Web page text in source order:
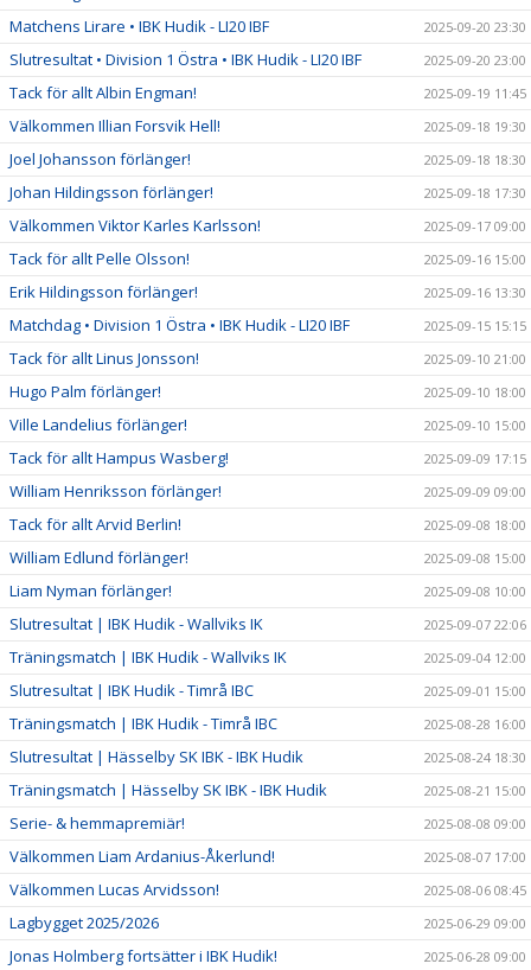
Matchens Lirare • IBK Hudik - LI20 IBF 2025-09-20 23:30
Slutresultat • Division 1 Östra • IBK Hudik - LI20 IBF 2025-09-20 23:00
Tack för allt Albin Engman! 2025-09-19 11:45
Välkommen Illian Forsvik Hell! 2025-09-18 19:30
Joel Johansson förlänger! 2025-09-18 18:30
Johan Hildingsson förlänger! 2025-09-18 17:30
Välkommen Viktor Karles Karlsson! 2025-09-17 09:00
Tack för allt Pelle Olsson! 2025-09-16 15:00
Erik Hildingsson förlänger! 2025-09-16 13:30
Matchdag • Division 1 Östra • IBK Hudik - LI20 IBF 2025-09-15 15:15
Tack för allt Linus Jonsson! 2025-09-10 21:00
Hugo Palm förlänger! 2025-09-10 18:00
Ville Landelius förlänger! 2025-09-10 15:00
Tack för allt Hampus Wasberg! 2025-09-09 17:15
William Henriksson förlänger! 2025-09-09 09:00
Tack för allt Arvid Berlin! 2025-09-08 18:00
William Edlund förlänger! 2025-09-08 15:00
Liam Nyman förlänger! 2025-09-08 10:00
Slutresultat | IBK Hudik - Wallviks IK 2025-09-07 22:06
Träningsmatch | IBK Hudik - Wallviks IK 2025-09-04 12:00
Slutresultat | IBK Hudik - Timrå IBC 2025-09-01 15:00
Träningsmatch | IBK Hudik - Timrå IBC 2025-08-28 16:00
Slutresultat | Hässelby SK IBK - IBK Hudik 2025-08-24 18:30
Träningsmatch | Hässelby SK IBK - IBK Hudik 2025-08-21 15:00
Serie- & hemmapremiär! 2025-08-08 09:00
Välkommen Liam Ardanius-Åkerlund! 2025-08-07 17:00
Välkommen Lucas Arvidsson! 2025-08-06 08:45
Lagbygget 2025/2026 2025-06-29 09:00
Jonas Holmberg fortsätter i IBK Hudik! 2025-06-28 09:00